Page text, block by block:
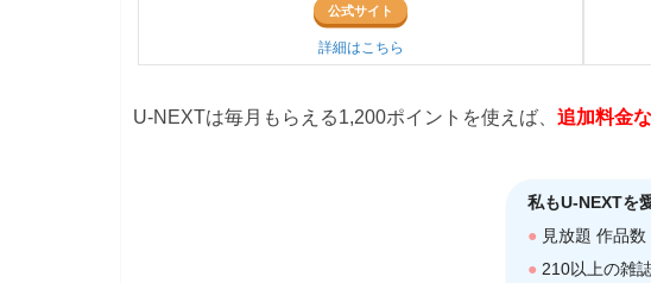
公式サイト
詳細はこちら
U-NEXTは毎月もらえる1,200ポイントを使えば、 追加料金